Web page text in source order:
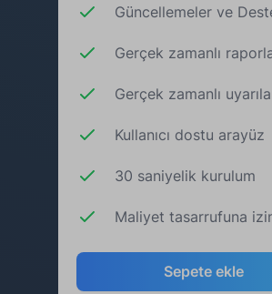
Güncellemeler ve
Gerçek zamanlı
Gerçek zamanlı
Kullanıcı dostu arayüz
30 saniyelik kurulum
Maliyet tasarrufuna
Sepete ekle